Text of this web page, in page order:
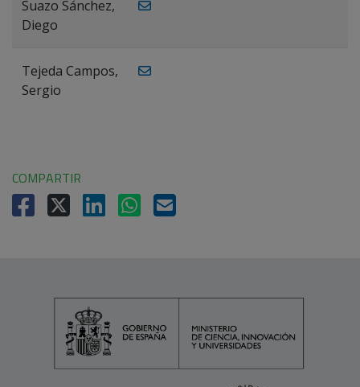
Suazo Sánchez,
Diego
Tejeda Campos,
Sergio
COMPARTIR